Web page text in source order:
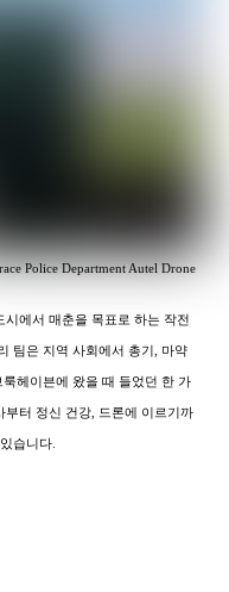
Police Department Autel Drone
에서 매춘을 목표로 하는 작전
팀은 지역 사회에서 총기, 마약
헤이븐에 왔을 때 들었던 한 가
부터 정신 건강, 드론에 이르기까
습니다.